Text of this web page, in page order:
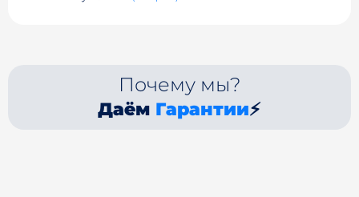
Почему мы?
Даём Гарантии⚡